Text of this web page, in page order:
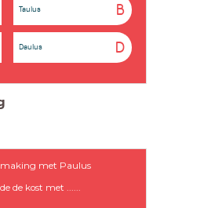
B
Taulus
D
Daulus
met Paulus
de kost met ......